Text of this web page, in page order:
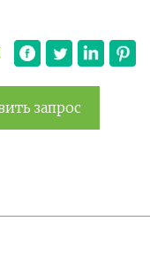
запрос